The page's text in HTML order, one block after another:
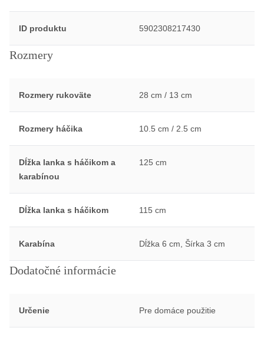
ID produktu 5902308217430
Rozmery
Rozmery rukoväte 28 cm / 13 cm
Rozmery háčika 10.5 cm / 2.5 cm
Dĺžka lanka s háčikom a
karabínou
125 cm
Dĺžka lanka s háčikom 115 cm
Karabína Dĺžka 6 cm, Šírka 3 cm
Dodatočné informácie
Určenie Pre domáce použitie